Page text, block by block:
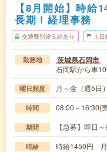
【8月開始】時給
長期！経理事務
交通費別途支給あり 土日
勤務地 茨城県石岡市
石岡駅から車
曜日頻度 月～金（週5日）
時間 08:00～16:30(
期間 【急募】即日
時給 時給1450円 月